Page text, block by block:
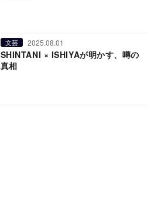
文芸 2025.08.01
SHINTANI × ISHIYAが明かす、噂の
真相